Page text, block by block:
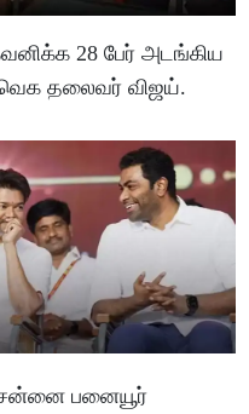
28 பேர் அடங்கிய
தலைவர் விஜய்.
பனையூர்